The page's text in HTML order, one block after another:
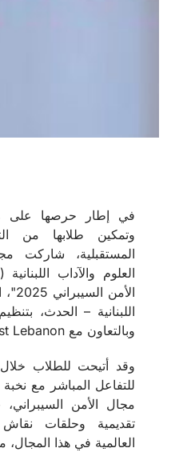
في إطار حرصها على
وتمكين طلابها من
المستقبلية، شاركت
وبالتعاون مع GDG Coast Lebanon.
وقد أتيحت للطلاب
للتفاعل المباشر مع
مجال الأمن
تقديمية وحلقات
العالمية في هذا المجال،